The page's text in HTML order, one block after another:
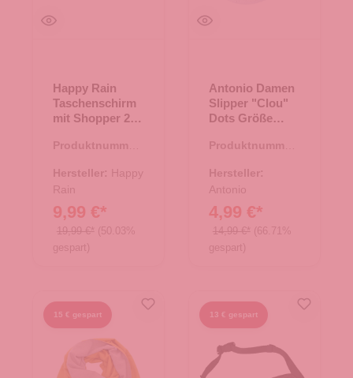
Happy Rain
Taschenschirm
mit Shopper 2 in
wirh shopper
Produktnummer:
Hersteller: Happy
Rain
9,99 €*
19,99 €* (50.03%
gespart)
Antonio Damen
Slipper "Clou"
Dots Größe
Produktnummer:
Hersteller:
Antonio
4,99 €*
14,99 €* (66.71%
gespart)
15 € gespart 13 € gespart